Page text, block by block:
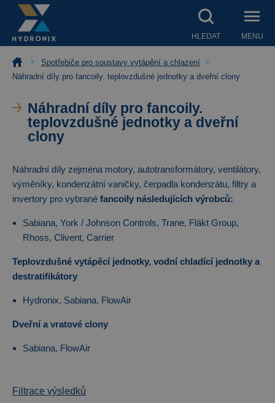
HLEDAT MENU
Spotřebiče pro soustavy vytápění a chlazení
Náhradní díly pro fancoily. teplovzdušné jednotky a dveřní clony
Náhradní díly pro fancoily.
teplovzdušné jednotky a dveřní
clony
Náhradní díly zejména motory, autotransformátory, ventilátory,
výměníky, kondenzátní vaničky, čerpadla kondenzátu, filtry a
invertory pro vybrané fancoily následujících výrobců:
Sabiana, York / Johnson Controls, Trane, Fläkt Group,
Rhoss, Clivent, Carrier
Teplovzdušné vytápěcí jednotky, vodní chladící jednotky a
destratifikátory
Hydronix, Sabiana, FlowAir
Dveřní a vratové clony
Sabiana, FlowAir
Filtrace výsledků